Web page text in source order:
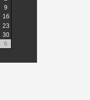
9
16
23
30
6